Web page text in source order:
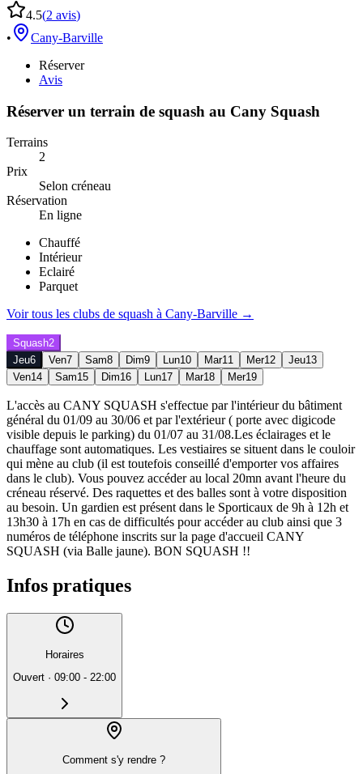
4.5(2 avis)
•
Cany-Barville
Réserver
Avis
Réserver un terrain de squash au Cany Squash
Terrains
2
Prix
Selon créneau
Réservation
En ligne
Chauffé
Intérieur
Eclairé
Parquet
Voir tous les clubs de squash à Cany-Barville →
Squash2
Jeu6 Ven7 Sam8 Dim9 Lun10 Mar11 Mer12 Jeu13
Ven14 Sam15 Dim16 Lun17 Mar18 Mer19
L'accès au CANY SQUASH s'effectue par l'intérieur du bâtiment
général du 01/09 au 30/06 et par l'extérieur ( porte avec digicode
visible depuis le parking) du 01/07 au 31/08.Les éclairages et le
chauffage sont automatiques. Les vestiaires se situent dans le couloir
qui mène au club (il est toutefois conseillé d'emporter vos affaires
dans le club). Vous pouvez accéder au local 20mn avant l'heure du
créneau réservé. Des raquettes et des balles sont à votre disposition
au besoin. Un gardien est présent dans le Sporticaux de 9h à 12h et
13h30 à 17h en cas de difficultés pour accéder au club ainsi que 3
numéros de téléphone inscrits sur la page d'accueil CANY
SQUASH (via Balle jaune). BON SQUASH !!
Infos pratiques
Horaires
Ouvert · 09:00 - 22:00
Comment s'y rendre ?